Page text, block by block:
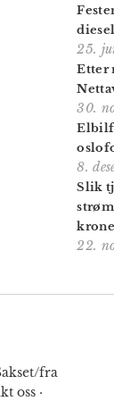
diesel
25.
Etter
30.
8.
Slik
22.
fra
oss·